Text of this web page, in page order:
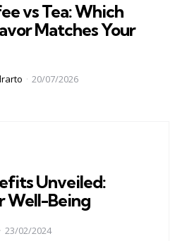
vs Tea: Which
Matches Your
20/07/2026
Unveiled:
Well-Being
23/02/2024